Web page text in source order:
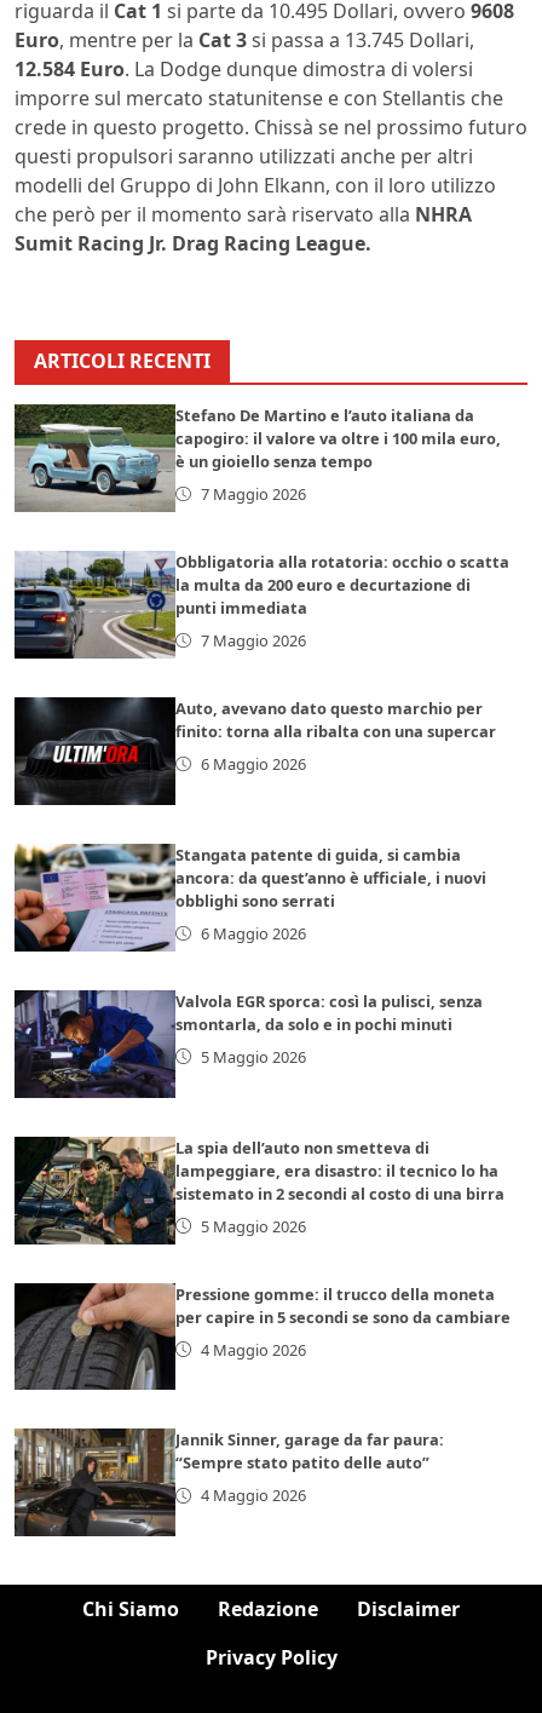
riguarda il Cat 1 si parte da 10.495 Dollari, ovvero 9608
Euro, mentre per la Cat 3si passa a 13.745 Dollari,
12.584 Euro. La Dodge dunque dimostra di volersi
imporre sul mercato statunitense e con Stellantis che
crede in questo progetto. Chissà se nel prossimo futuro
questi propulsori saranno utilizzati anche per altri
modelli del Gruppo di John Elkann, con il loro utilizzo
che però per il momento sarà riservato alla NHRA
Sumit Racing Jr. Drag Racing League.
ARTICOLI RECENTI
Stefano De Martino e l’auto italiana da
capogiro: il valore va oltre i 100 mila euro,
è un gioiello senza tempo
7 Maggio 2026
Obbligatoria alla rotatoria: occhio o scatta
la multa da 200 euro e decurtazione di
punti immediata
7 Maggio 2026
Auto, avevano dato questo marchio per
finito: torna alla ribalta con una supercar
6 Maggio 2026
Stangata patente di guida, si cambia
ancora: da quest’anno è ufficiale, i nuovi
obblighi sono serrati
6 Maggio 2026
Valvola EGR sporca: così la pulisci, senza
smontarla, da solo e in pochi minuti
5 Maggio 2026
La spia dell’auto non smetteva di
lampeggiare, era disastro: il tecnico lo ha
sistemato in 2 secondi al costo di una birra
5 Maggio 2026
Pressione gomme: il trucco della moneta
per capire in 5 secondi se sono da cambiare
4 Maggio 2026
Jannik Sinner, garage da far paura:
“Sempre stato patito delle auto”
4 Maggio 2026
Chi Siamo Redazione
Disclaimer
Privacy Policy